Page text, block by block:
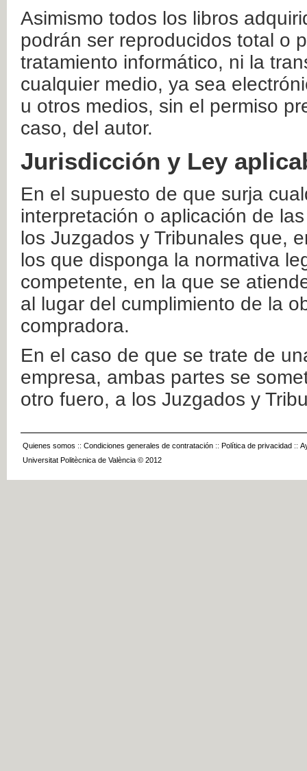
Asimismo todos los libros
podrán ser reproducidos total o
tratamiento informático, ni la
cualquier medio, ya sea
u otros medios, sin el permiso
caso, del autor.
Jurisdicción y Ley
En el supuesto de que surja
interpretación o aplicación de
los Juzgados y Tribunales que,
los que disponga la normativa
competente, en la que se
al lugar del cumplimiento de la
compradora.
En el caso de que se trate de
empresa, ambas partes se
otro fuero, a los Juzgados y
Quienes somos :: Condiciones generales de contratación :: Política de privacidad ::
Universitat Politècnica de València © 2012